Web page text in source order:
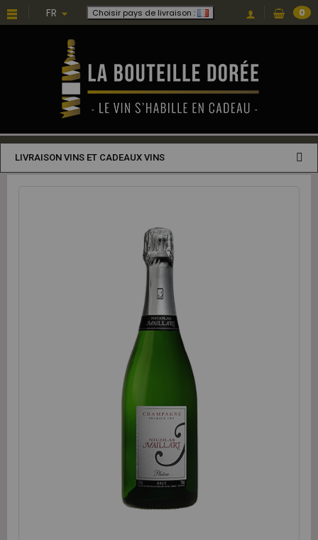
FR Choisir pays de livraison : 0
LIVRAISON VINS ET CADEAUX VINS